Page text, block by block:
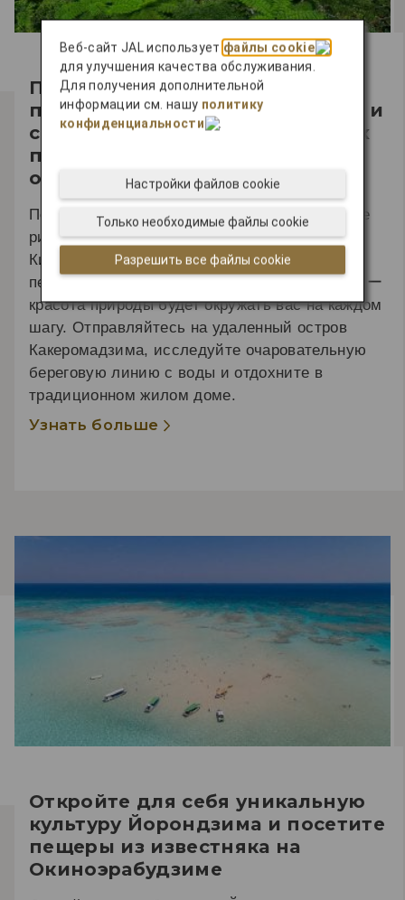
Побродите по древним
поселениям на Какеромадзиме и
совершите экскурсию на каяках
по морским просторам вокруг
острова.
Посетите лучшие в Японии яркие коралловые
рифы на мелководье вокруг острова
Кикайдзима. Вас ждут не только интересные
пешие экскурсии по историческим деревням ー
красота природы будет окружать вас на каждом
шагу. Отправляйтесь на удаленный остров
Какеромадзима, исследуйте очаровательную
береговую линию с воды и отдохните в
традиционном жилом доме.
Узнать больше
Откройте для себя уникальную
культуру Йорондзима и посетите
пещеры из известняка на
Окиноэрабудзиме
Веб-сайт JAL использует файлы cookie
для улучшения качества обслуживания.
Для получения дополнительной
информации см. нашу политику
конфиденциальности
.
Разрешить все файлы cookie
Только необходимые файлы cookie
Настройки файлов cookie